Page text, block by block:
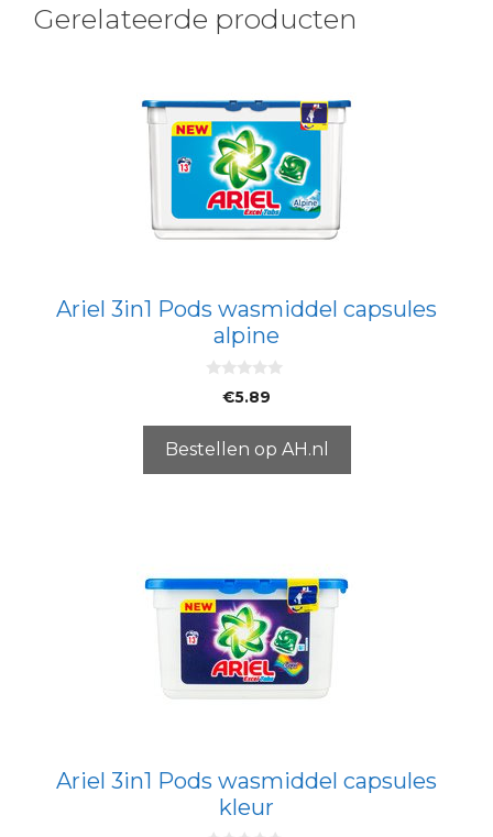
Gerelateerde producten
Ariel 3in1 Pods wasmiddel capsules
alpine
5
€5.89
Bestellen op AH.nl
Ariel 3in1 Pods wasmiddel capsules
kleur